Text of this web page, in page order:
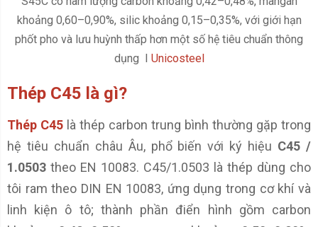
khoảng 0,60–0,90%, silic khoảng 0,15–0,35%, với giới hạn
phốt pho và lưu huỳnh thấp hơn một số hệ tiêu chuẩn thông
dụng I Unicosteel
Thép C45 là gì?
Thép C45 là thép carbon trung bình thường gặp trong
hệ tiêu chuẩn châu Âu, phổ biến với ký hiệu C45 /
1.0503 theo EN 10083. C45/1.0503 là thép dùng cho
tôi ram theo DIN EN 10083, ứng dụng trong cơ khí và
linh kiện ô tô; thành phần điển hình gồm carbon